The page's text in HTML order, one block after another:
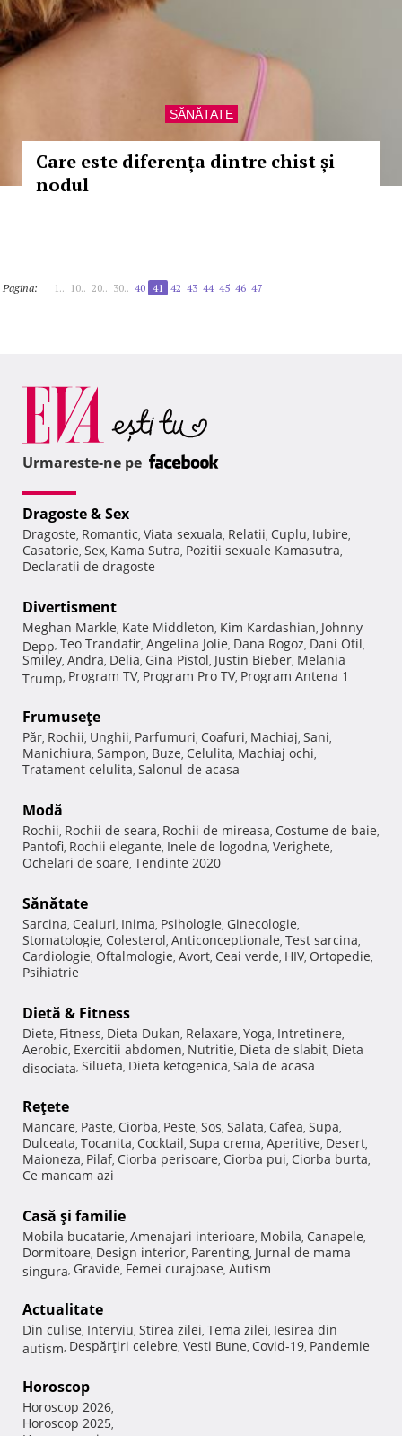
SĂNĂTATE
Care este diferența dintre chist și
nodul
Pagina: 1.. 10.. 20.. 30.. 40 41 42 43 44 45 46 47
Urmareste-ne pe
Dragoste & Sex
Dragoste, Romantic, Viata sexuala, Relatii, Cuplu, Iubire,
Casatorie, Sex, Kama Sutra, Pozitii sexuale Kamasutra,
Declaratii de dragoste
Divertisment
Meghan Markle, Kate Middleton, Kim Kardashian, Johnny
Depp, Teo Trandafir, Angelina Jolie, Dana Rogoz, Dani Otil,
Smiley, Andra, Delia, Gina Pistol, Justin Bieber, Melania
Trump, Program TV, Program Pro TV, Program Antena 1
Frumuseţe
Păr, Rochii, Unghii, Parfumuri, Coafuri, Machiaj, Sani,
Manichiura, Sampon, Buze, Celulita, Machiaj ochi,
Tratament celulita, Salonul de acasa
Modă
Rochii, Rochii de seara, Rochii de mireasa, Costume de baie,
Pantofi, Rochii elegante, Inele de logodna, Verighete,
Ochelari de soare, Tendinte 2020
Sănătate
Sarcina, Ceaiuri, Inima, Psihologie, Ginecologie,
Stomatologie, Colesterol, Anticonceptionale, Test sarcina,
Cardiologie, Oftalmologie, Avort, Ceai verde, HIV, Ortopedie,
Psihiatrie
Dietă & Fitness
Diete, Fitness, Dieta Dukan, Relaxare, Yoga, Intretinere,
Aerobic, Exercitii abdomen, Nutritie, Dieta de slabit, Dieta
disociata, Silueta, Dieta ketogenica, Sala de acasa
Reţete
Mancare, Paste, Ciorba, Peste, Sos, Salata, Cafea, Supa,
Dulceata, Tocanita, Cocktail, Supa crema, Aperitive, Desert,
Maioneza, Pilaf, Ciorba perisoare, Ciorba pui, Ciorba burta,
Ce mancam azi
Casă şi familie
Mobila bucatarie, Amenajari interioare, Mobila, Canapele,
Dormitoare, Design interior, Parenting, Jurnal de mama
singura, Gravide, Femei curajoase, Autism
Actualitate
Din culise, Interviu, Stirea zilei, Tema zilei, Iesirea din
autism, Despărţiri celebre, Vesti Bune, Covid-19, Pandemie
Horoscop
Horoscop 2026,
Horoscop 2025,